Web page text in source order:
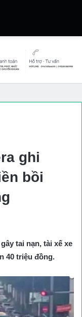
ghi
bồi
tai nạn, tài xế xe
40 triệu đồng.